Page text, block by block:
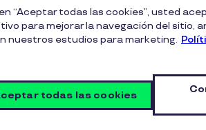
éticas
“Aceptar todas las cookies”, usted
para mejorar la navegación del sitio,
nuestros estudios para marketing.
todas las cookies